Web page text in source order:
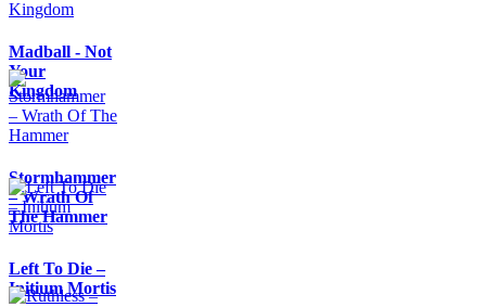
Madball - Not
Your
Kingdom
Stormhammer
– Wrath Of
The Hammer
Left To Die –
Initium Mortis